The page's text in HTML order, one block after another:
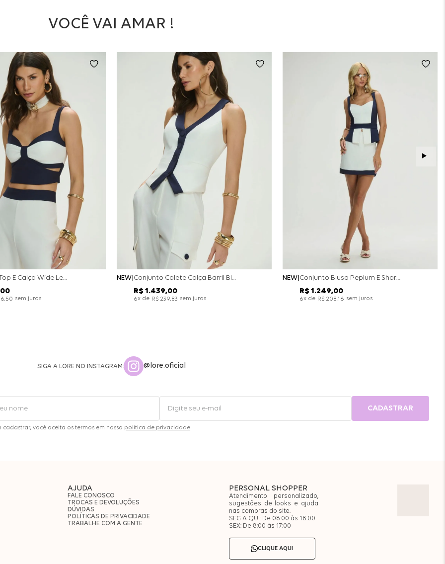
VOCÊ VAI AMAR !
Conjunto Top E Calça Wide Leg Bicolor Alfaitaria - Off White
00
,50 sem juros
NEW Conjunto Colete Calça Barril Bicolor Alfaiataria - Off White
R$ 1.439,00
6x de R$ 239,83 sem juros
NEW Conjunto Blusa Peplum E Short Saia Bicolor - Off White
R$ 1.249,00
6x de R$ 208,16 sem juros
SIGA A LORE NO INSTAGRAM: @lore.oficial
CADASTRAR
cadastrar, você aceita os termos em nossa política de privacidade
AJUDA
FALE CONOSCO
TROCAS E DEVOLUÇÕES
DÚVIDAS
POLÍTICAS DE PRIVACIDADE
TRABALHE COM A GENTE
PERSONAL SHOPPER
Atendimento personalizado,
sugestões de looks e ajuda
nas compras do site.
SEG A QUI: De 08:00 às 18:00
SEX: De 8:00 às 17:00
CLIQUE AQUI